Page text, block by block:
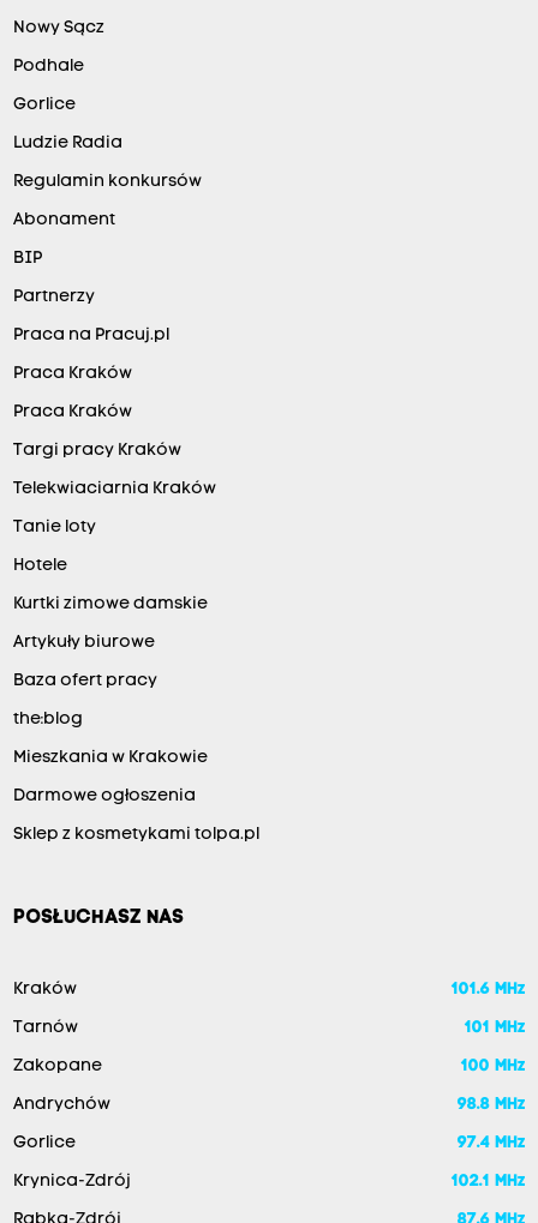
Nowy Sącz
Podhale
Gorlice
Ludzie Radia
Regulamin konkursów
Abonament
BIP
Partnerzy
Praca na Pracuj.pl
Praca Kraków
Praca Kraków
Targi pracy Kraków
Telekwiaciarnia Kraków
Tanie loty
Hotele
Kurtki zimowe damskie
Artykuły biurowe
Baza ofert pracy
the:blog
Mieszkania w Krakowie
Darmowe ogłoszenia
Sklep z kosmetykami tolpa.pl
POSŁUCHASZ NAS
Kraków 101.6 MHz
Tarnów 101 MHz
Zakopane 100 MHz
Andrychów 98.8 MHz
Gorlice 97.4 MHz
Krynica-Zdrój 102.1 MHz